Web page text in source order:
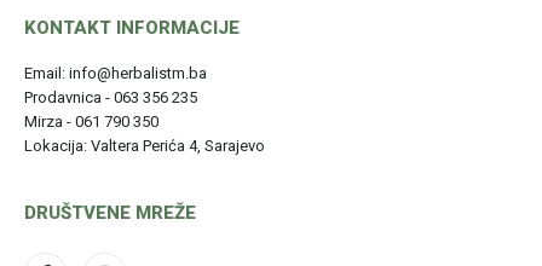
KONTAKT INFORMACIJE
Email: info@herbalistm.ba
Prodavnica - 063 356 235
Mirza - 061 790 350
Lokacija: Valtera Perića 4, Sarajevo
DRUŠTVENE MREŽE